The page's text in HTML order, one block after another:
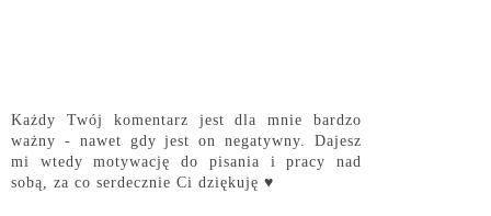
Każdy Twój komentarz jest dla mnie bardzo
ważny - nawet gdy jest on negatywny. Dajesz
mi wtedy motywację do pisania i pracy nad
sobą, za co serdecznie Ci dziękuję ♥